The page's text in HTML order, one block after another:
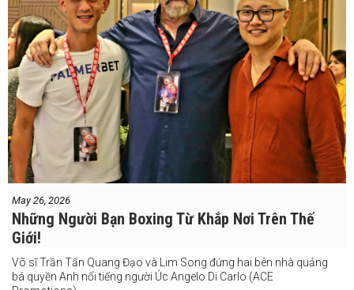
May 26, 2026
Những Người Bạn Boxing Từ Khắp Nơi Trên Thế
Giới!
Võ sĩ Trần Tấn Quang Đạo và Lim Song đứng hai bên nhà quảng
bá quyền Anh nổi tiếng người Úc Angelo Di Carlo (ACE